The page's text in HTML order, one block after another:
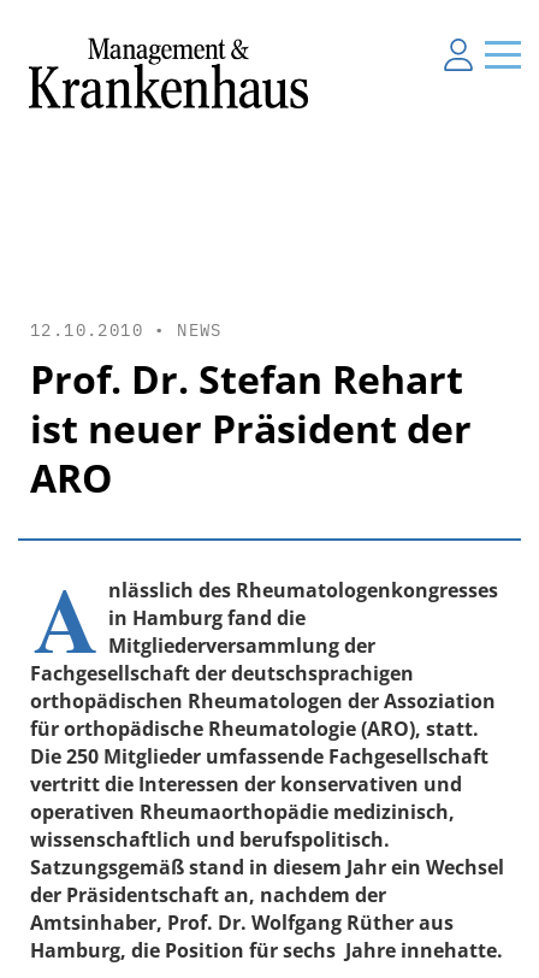
12.10.2010 • NEWS
Prof. Dr. Stefan Rehart
ist neuer Präsident der
ARO
A nlässlich des Rheumatologenkongresses
in Hamburg fand die
Mitgliederversammlung der
Fachgesellschaft der deutschsprachigen
orthopädischen Rheumatologen der Assoziation
für orthopädische Rheumatologie (ARO), statt.
Die 250 Mitglieder umfassende Fachgesellschaft
vertritt die Interessen der konservativen und
operativen Rheumaorthopädie medizinisch,
wissenschaftlich und berufspolitisch.
Satzungsgemäß stand in diesem Jahr ein Wechsel
der Präsidentschaft an, nachdem der
Amtsinhaber, Prof. Dr. Wolfgang Rüther aus
Hamburg, die Position für sechs Jahre innehatte.